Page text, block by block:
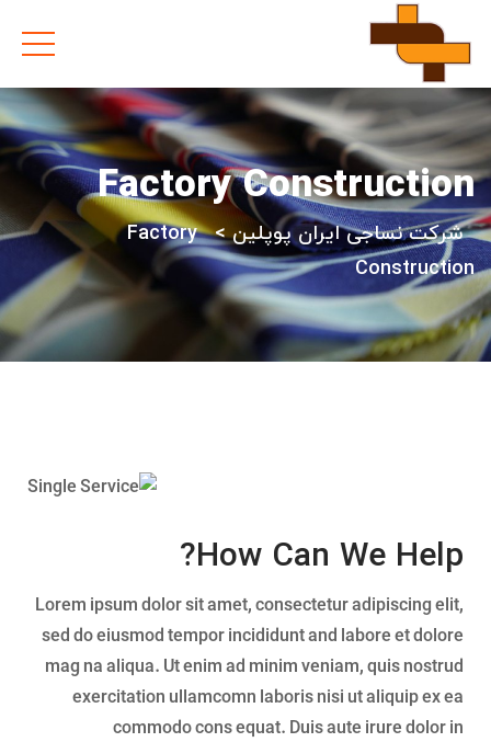
Factory Construction
شرکت نساجی ایران پوپلین>
Factory
Construction
How Can We Help?
Lorem ipsum dolor sit amet, consectetur adipiscing elit,
sed do eiusmod tempor incididunt and labore et dolore
mag na aliqua. Ut enim ad minim veniam, quis nostrud
exercitation ullamcomn laboris nisi ut aliquip ex ea
commodo cons equat. Duis aute irure dolor in